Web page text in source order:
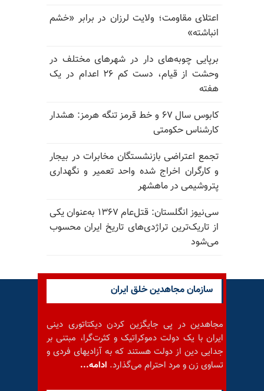
اعتلای مقاومت؛ ولایت لرزان در برابر «خشم
انباشته»
برپایی چوبه‌های دار در شهرهای مختلف در
وحشت از قیام، دست کم ۲۶ اعدام در یک
هفته
کابوس سال ۶۷ و خط قرمز تنگه هرمز: هشدار
کارشناس حکومتی
تجمع اعتراضی بازنشستگان مخابرات در بیجار
و کارگران اخراج شده واحد تعمیر و نگهداری
پتروشیمی در ماهشهر
سی‌نیوز انگلستان: قتل‌عام ۱۳۶۷ به‌عنوان یکی
از تاریک‌ترین تراژدی‌های تاریخ ایران محسوب
می‌شود
سازمان مجاهدین خلق ایران
مجاهدین در پی جایگزین کردن دیکتاتوری دینی
ایران با یک دولت دموکراتیک و کثرت‌گرا، مبتنی بر
جدایی دین از دولت هستند که به آزادیهای فردی و
تساوی زن و مرد احترام می‌گذارد. ادامه...